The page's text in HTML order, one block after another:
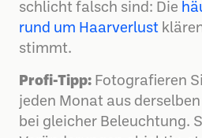
schlicht falsch sind: Die
rund um Haarverlust
stimmt.
Profi-Tipp: Fotografieren
jeden Monat aus
bei gleicher Beleuchtung.